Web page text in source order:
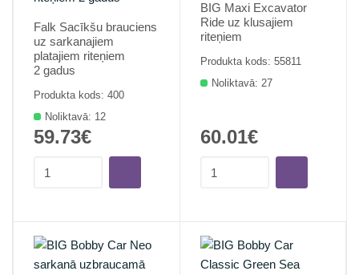
Falk Sacīkšu brauciens
uz sarkanajiem
platajiem riteņiem
2 gadus
Produkta kods: 400
Noliktavā: 12
59.73€
BIG Maxi Excavator
Ride uz klusajiem
riteņiem
Produkta kods: 55811
Noliktavā: 27
60.01€